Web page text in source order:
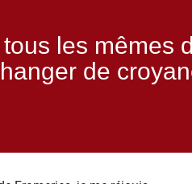
les mêmes
de